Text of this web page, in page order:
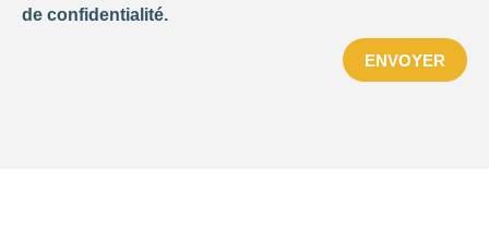
de confidentialité.
ENVOYER